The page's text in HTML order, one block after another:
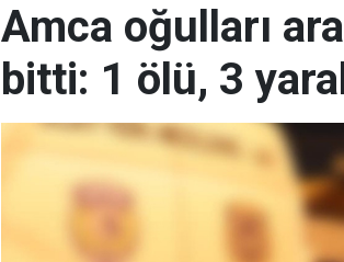
Amca oğulları
bitti: 1 ölü, 3